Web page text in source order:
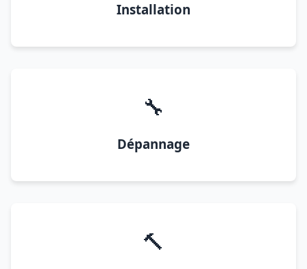
Installation
🔧
Dépannage
🔨